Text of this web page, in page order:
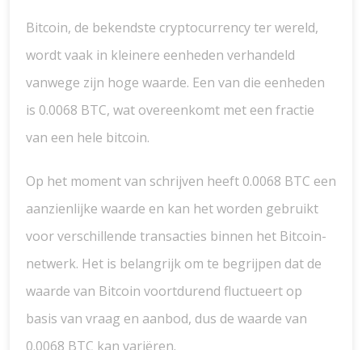
Bitcoin, de bekendste cryptocurrency ter wereld,
wordt vaak in kleinere eenheden verhandeld
vanwege zijn hoge waarde. Een van die eenheden
is 0.0068 BTC, wat overeenkomt met een fractie
van een hele bitcoin.
Op het moment van schrijven heeft 0.0068 BTC een
aanzienlijke waarde en kan het worden gebruikt
voor verschillende transacties binnen het Bitcoin-
netwerk. Het is belangrijk om te begrijpen dat de
waarde van Bitcoin voortdurend fluctueert op
basis van vraag en aanbod, dus de waarde van
0.0068 BTC kan variëren.